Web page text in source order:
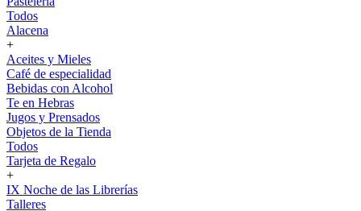
Todos
Alacena
+
Aceites y Mieles
Café de especialidad
Bebidas con Alcohol
Te en Hebras
Jugos y Prensados
Objetos de la Tienda
Todos
Tarjeta de Regalo
+
IX Noche de las Librerías
Talleres